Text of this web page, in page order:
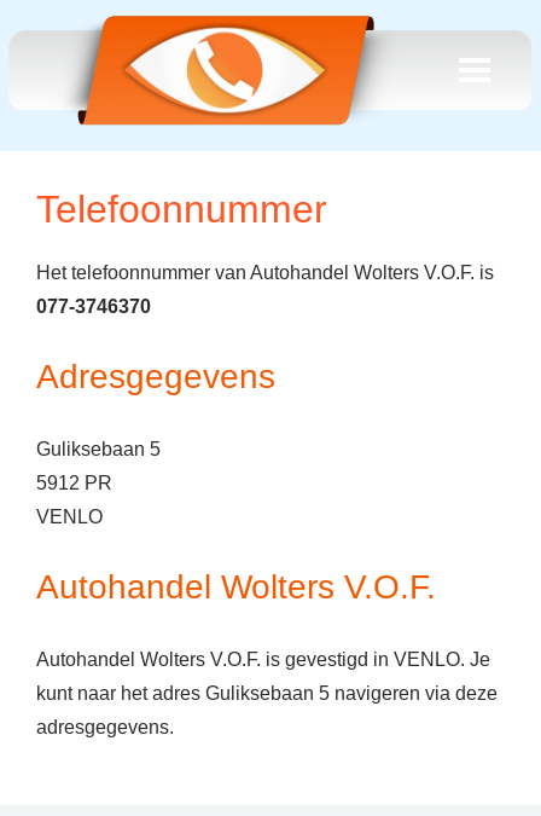
Telefoonnummer
Het telefoonnummer van Autohandel Wolters V.O.F. is
077-3746370
Adresgegevens
Guliksebaan 5
5912 PR
VENLO
Autohandel Wolters V.O.F.
Autohandel Wolters V.O.F. is gevestigd in VENLO. Je
kunt naar het adres Guliksebaan 5 navigeren via deze
adresgegevens.